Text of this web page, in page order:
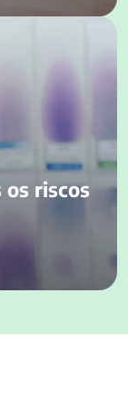
prevenir?
os riscos